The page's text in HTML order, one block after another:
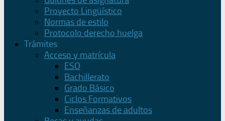
Proyecto Lingüístico
Normas de estilo
Protocolo derecho huelga
Trámites
Acceso y matrícula
ESO
Bachillerato
Grado Básico
Ciclos Formativos
Enseñanzas de adultos